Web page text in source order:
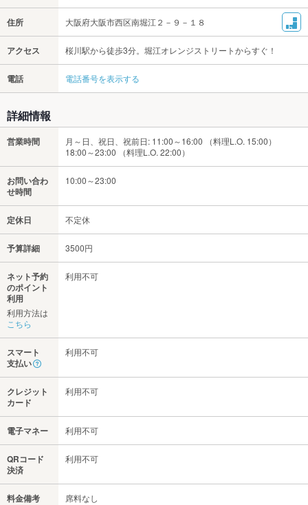
住所 大阪府大阪市西区南堀江２－９－１８
アクセス 桜川駅から徒歩3分。堀江オレンジストリートからすぐ！
電話 電話番号を表示する
詳細情報
営業時間
月～日、祝日、祝前日: 11:00～16:00 （料理L.O. 15:00）
18:00～23:00 （料理L.O. 22:00）
お問い合わ
せ時間
10:00～23:00
定休日 不定休
予算詳細 3500円
ネット予約
のポイント
利用
利用方法は
こちら
利用不可
スマート
支払い
利用不可
クレジット
カード
利用不可
電子マネー 利用不可
QRコード
決済
利用不可
料金備考 席料なし